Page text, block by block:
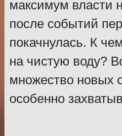
максимум власти
после событий
покачнулась. К
на чистую воду?
множество новых
особенно